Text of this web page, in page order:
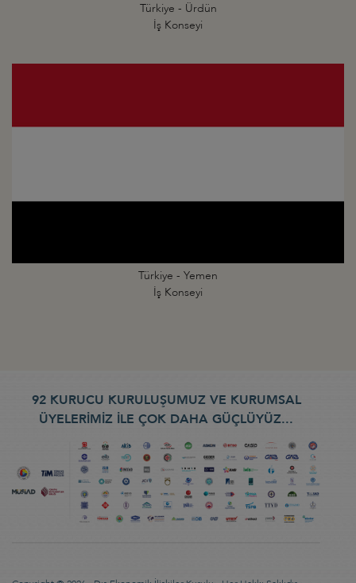
Türkiye - Ürdün
İş Konseyi
Türkiye - Yemen
İş Konseyi
92 KURUCU KURULUŞUMUZ VE KURUMSAL
ÜYELERİMİZ İLE ÇOK DAHA GÜÇLÜYÜZ...